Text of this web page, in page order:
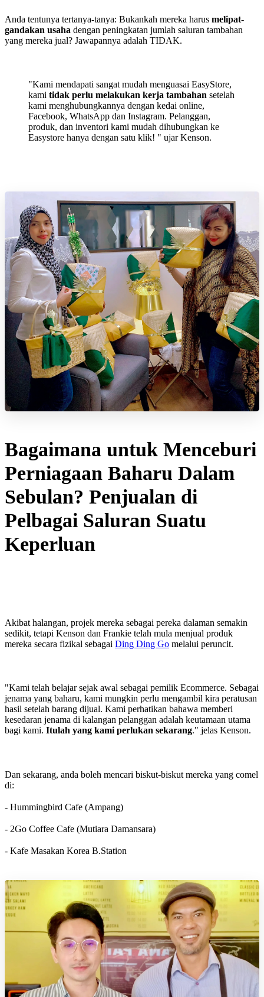
Anda tentunya tertanya-tanya: Bukankah mereka harus melipat-
gandakan usaha dengan peningkatan jumlah saluran tambahan
yang mereka jual? Jawapannya adalah TIDAK.
"Kami mendapati sangat mudah menguasai EasyStore,
kami tidak perlu melakukan kerja tambahan setelah
kami menghubungkannya dengan kedai online,
Facebook, WhatsApp dan Instagram. Pelanggan,
produk, dan inventori kami mudah dihubungkan ke
Easystore hanya dengan satu klik! " ujar Kenson.
Bagaimana untuk Menceburi
Perniagaan Baharu Dalam
Sebulan? Penjualan di
Pelbagai Saluran Suatu
Keperluan
Akibat halangan, projek mereka sebagai pereka dalaman semakin
sedikit, tetapi Kenson dan Frankie telah mula menjual produk
mereka secara fizikal sebagai Ding Ding Go melalui peruncit.
"Kami telah belajar sejak awal sebagai pemilik Ecommerce. Sebagai
jenama yang baharu, kami mungkin perlu mengambil kira peratusan
hasil setelah barang dijual. Kami perhatikan bahawa memberi
kesedaran jenama di kalangan pelanggan adalah keutamaan utama
bagi kami. Itulah yang kami perlukan sekarang." jelas Kenson.
Dan sekarang, anda boleh mencari biskut-biskut mereka yang comel
di:
- Hummingbird Cafe (Ampang)
- 2Go Coffee Cafe (Mutiara Damansara)
- Kafe Masakan Korea B.Station